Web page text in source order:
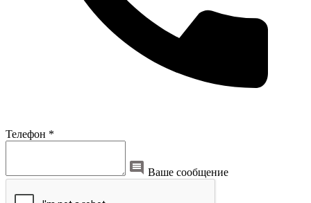
Телефон *
Ваше сообщение